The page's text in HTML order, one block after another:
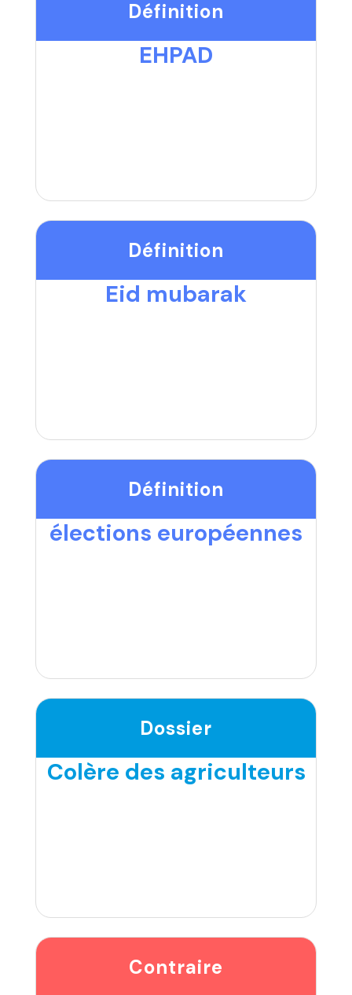
Définition
EHPAD
Définition
Eid mubarak
Définition
élections européennes
Dossier
Colère des agriculteurs
Contraire